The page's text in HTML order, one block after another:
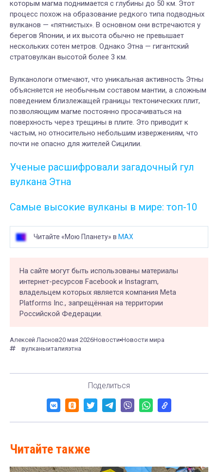
которым магма поднимается с глубины до 50 км. Этот
процесс похож на образование редкого типа подводных
вулканов — «пятнистых». В основном они встречаются у
берегов Японии, и их высота обычно не превышает
нескольких сотен метров. Однако Этна — гигантский
стратовулкан высотой более 3 км.
Вулканологи отмечают, что уникальная активность Этны
объясняется не необычным составом мантии, а сложным
поведением близлежащей границы тектонических плит,
позволяющим магме постоянно просачиваться на
поверхность через трещины в плите. Это приводит к
частым, но относительно небольшим извержениям, что
почти не опасно для жителей Сицилии.
Ученые расшифровали загадочный гул
вулкана Этна
Самые высокие вулканы в мире: топ-10
Читайте «Мою Планету» в MAX
На сайте могут быть использованы материалы
интернет-ресурсов Facebook и Instagram,
владельцем которых является компания Meta
Platforms Inc., запрещённая на территории
Российской Федерации.
Алексей Ласнов20 мая 2026Новости Новости мира
вулканыиталияэтна
Поделиться
Читайте также